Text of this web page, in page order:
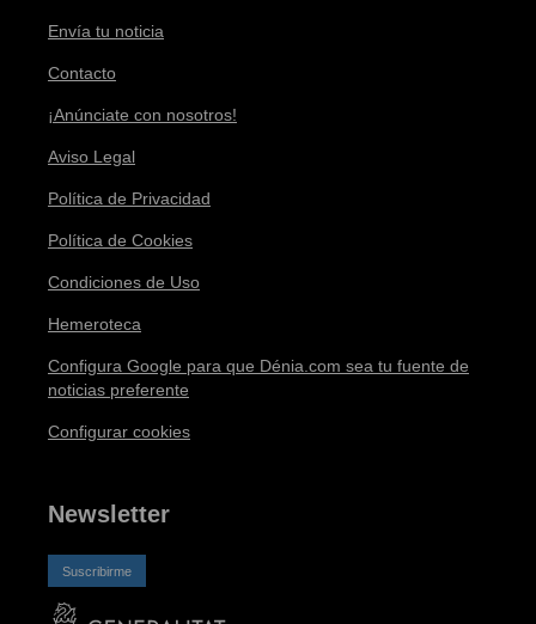
Envía tu noticia
Contacto
¡Anúnciate con nosotros!
Aviso Legal
Política de Privacidad
Política de Cookies
Condiciones de Uso
Hemeroteca
Configura Google para que Dénia.com sea tu fuente de
noticias preferente
Configurar cookies
Newsletter
Suscribirme